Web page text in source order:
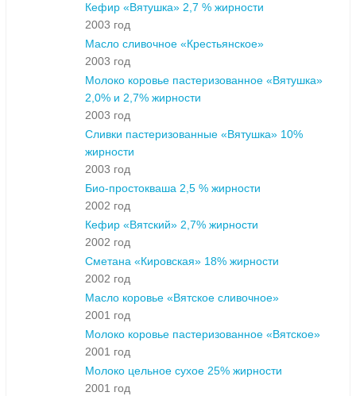
Кефир «Вятушка» 2,7 % жирности
2003 год
Масло сливочное «Крестьянское»
2003 год
Молоко коровье пастеризованное «Вятушка»
2,0% и 2,7% жирности
2003 год
Сливки пастеризованные «Вятушка» 10%
жирности
2003 год
Био-простокваша 2,5 % жирности
2002 год
Кефир «Вятский» 2,7% жирности
2002 год
Сметана «Кировская» 18% жирности
2002 год
Масло коровье «Вятское сливочное»
2001 год
Молоко коровье пастеризованное «Вятское»
2001 год
Молоко цельное сухое 25% жирности
2001 год